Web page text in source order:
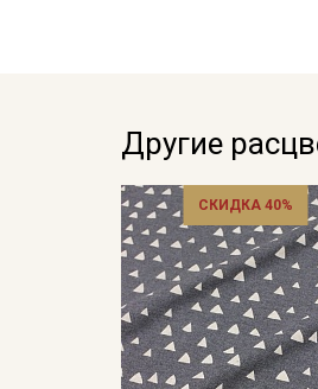
Другие
СКИДКА 40%